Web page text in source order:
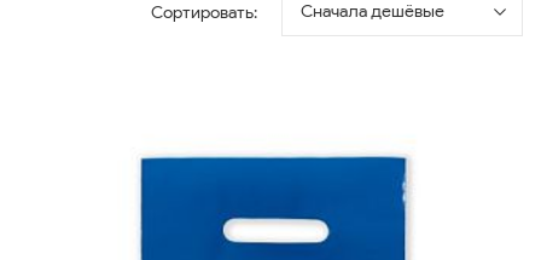
Сортировать: Сначала дешёвые